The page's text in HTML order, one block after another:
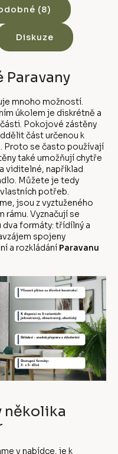
(8)
Diskuze
mnoho možností.
úkolem je diskrétně a
Pokojové zástěny
část určenou k
Proto se často používají
také umožňují chytře
viditelné, například
Můžete je tedy
potřeb.
jsou z vyztuženého
rámu. Vyznačují se
dva formáty: třídílný a
spojeny
a rozkládání Paravanu
několika
v nabídce, je k